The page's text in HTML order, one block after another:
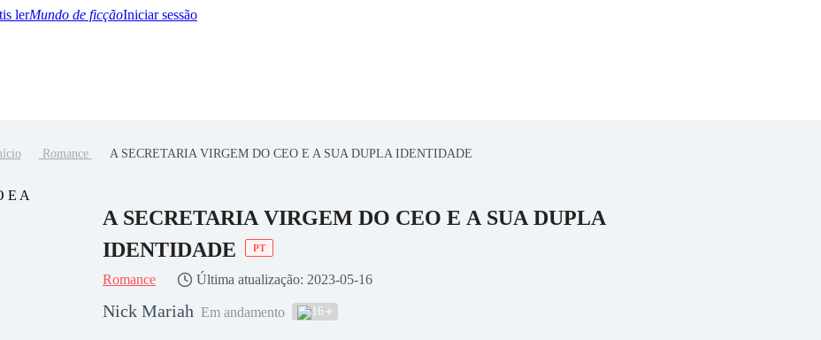
Mundo de ficçãoIniciar sessão
LGBTQ+
Romance A SECRETARIA VIRGEM DO CEO E A SUA DUPLA IDENTIDADE
A SECRETARIA VIRGEM DO CEO E A SUA DUPLA
IDENTIDADE
PT
Romance Última atualização: 2023-05-16
Nick Mariah Em andamento 16